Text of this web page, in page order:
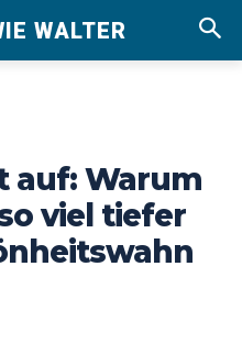
WALTER
auf: Warum
viel tiefer